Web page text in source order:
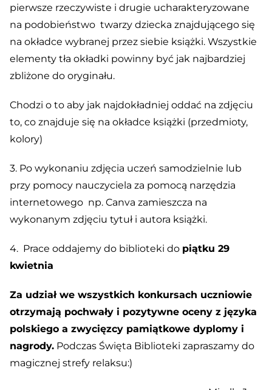
pierwsze rzeczywiste i drugie ucharakteryzowane
na podobieństwo twarzy dziecka znajdującego się
na okładce wybranej przez siebie książki. Wszystkie
elementy tła okładki powinny być jak najbardziej
zbliżone do oryginału.
Chodzi o to aby jak najdokładniej oddać na zdjęciu
to, co znajduje się na okładce książki (przedmioty,
kolory)
3. Po wykonaniu zdjęcia uczeń samodzielnie lub
przy pomocy nauczyciela za pomocą narzędzia
internetowego np. Canva zamieszcza na
wykonanym zdjęciu tytuł i autora książki.
4. Prace oddajemy do biblioteki do piątku 29
kwietnia
Za udział we wszystkich konkursach uczniowie
otrzymają pochwały i pozytywne oceny z języka
polskiego a zwycięzcy pamiątkowe dyplomy i
nagrody.Podczas Święta Biblioteki zapraszamy do
magicznej strefy relaksu:)